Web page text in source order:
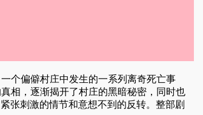
个偏僻村庄中发生的一系列离奇死亡事
相，逐渐揭开了村庄的黑暗秘密，同时也
张刺激的情节和意想不到的反转。整部剧